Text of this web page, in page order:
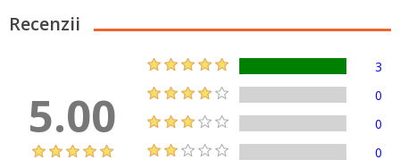
Recenzii
5.00
3
0
0
0